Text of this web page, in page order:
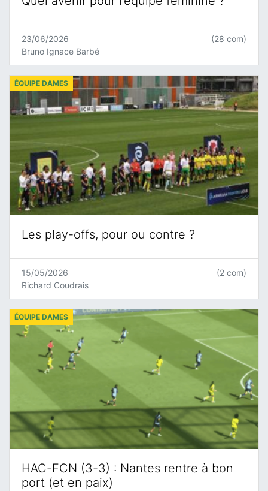
23/06/2026
Bruno Ignace Barbé
(28 com)
Les play-offs, pour ou contre ?
ÉQUIPE DAMES
15/05/2026
Richard Coudrais
(2 com)
HAC-FCN (3-3) : Nantes rentre à bon
port (et en paix)
ÉQUIPE DAMES